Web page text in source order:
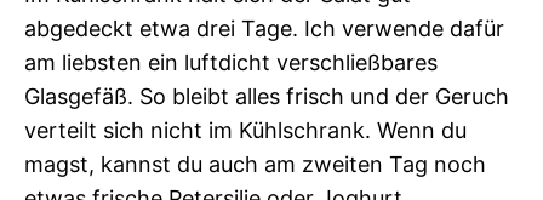
abgedeckt etwa drei Tage. Ich verwende dafür
am liebsten ein luftdicht verschließbares
Glasgefäß. So bleibt alles frisch und der Geruch
verteilt sich nicht im Kühlschrank. Wenn du
magst, kannst du auch am zweiten Tag noch